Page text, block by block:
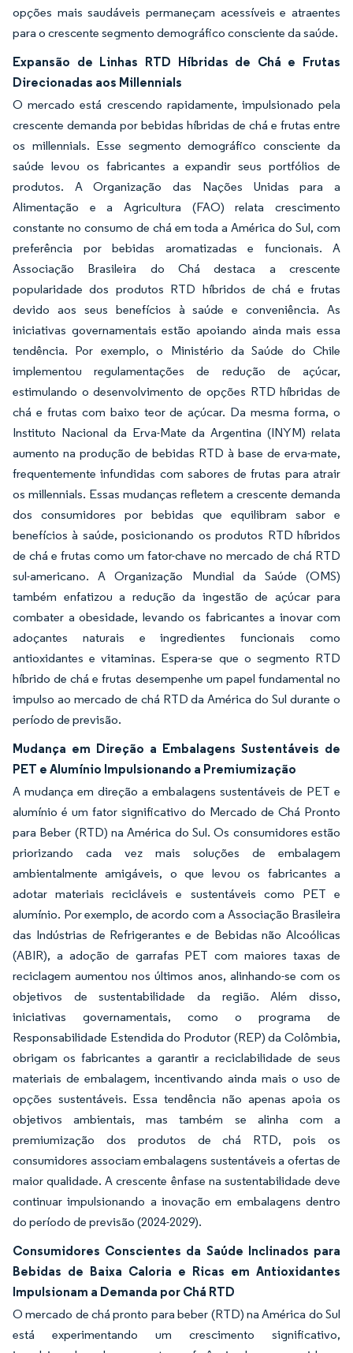
opções mais saudáveis permaneçam acessíveis e atraentes
para o crescente segmento demográfico consciente da saúde.
Expansão de Linhas RTD Híbridas de Chá e Frutas
Direcionadas aos Millennials
O mercado está crescendo rapidamente, impulsionado pela
crescente demanda por bebidas híbridas de chá e frutas entre
os millennials. Esse segmento demográfico consciente da
saúde levou os fabricantes a expandir seus portfólios de
produtos. A Organização das Nações Unidas para a
Alimentação e a Agricultura (FAO) relata crescimento
constante no consumo de chá em toda a América do Sul, com
preferência por bebidas aromatizadas e funcionais. A
Associação Brasileira do Chá destaca a crescente
popularidade dos produtos RTD híbridos de chá e frutas
devido aos seus benefícios à saúde e conveniência. As
iniciativas governamentais estão apoiando ainda mais essa
tendência. Por exemplo, o Ministério da Saúde do Chile
implementou regulamentações de redução de açúcar,
estimulando o desenvolvimento de opções RTD híbridas de
chá e frutas com baixo teor de açúcar. Da mesma forma, o
Instituto Nacional da Erva-Mate da Argentina (INYM) relata
aumento na produção de bebidas RTD à base de erva-mate,
frequentemente infundidas com sabores de frutas para atrair
os millennials. Essas mudanças refletem a crescente demanda
dos consumidores por bebidas que equilibram sabor e
benefícios à saúde, posicionando os produtos RTD híbridos
de chá e frutas como um fator-chave no mercado de chá RTD
sul-americano. A Organização Mundial da Saúde (OMS)
também enfatizou a redução da ingestão de açúcar para
combater a obesidade, levando os fabricantes a inovar com
adoçantes naturais e ingredientes funcionais como
antioxidantes e vitaminas. Espera-se que o segmento RTD
híbrido de chá e frutas desempenhe um papel fundamental no
impulso ao mercado de chá RTD da América do Sul durante o
período de previsão.
Mudança em Direção a Embalagens Sustentáveis de
PET e Alumínio Impulsionando a Premiumização
A mudança em direção a embalagens sustentáveis de PET e
alumínio é um fator significativo do Mercado de Chá Pronto
para Beber (RTD) na América do Sul. Os consumidores estão
priorizando cada vez mais soluções de embalagem
ambientalmente amigáveis, o que levou os fabricantes a
adotar materiais recicláveis e sustentáveis como PET e
alumínio. Por exemplo, de acordo com a Associação Brasileira
das Indústrias de Refrigerantes e de Bebidas não Alcoólicas
(ABIR), a adoção de garrafas PET com maiores taxas de
reciclagem aumentou nos últimos anos, alinhando-se com os
objetivos de sustentabilidade da região. Além disso,
iniciativas governamentais, como o programa de
Responsabilidade Estendida do Produtor (REP) da Colômbia,
obrigam os fabricantes a garantir a reciclabilidade de seus
materiais de embalagem, incentivando ainda mais o uso de
opções sustentáveis. Essa tendência não apenas apoia os
objetivos ambientais, mas também se alinha com a
premiumização dos produtos de chá RTD, pois os
consumidores associam embalagens sustentáveis a ofertas de
maior qualidade. A crescente ênfase na sustentabilidade deve
continuar impulsionando a inovação em embalagens dentro
do período de previsão (2024-2029).
Consumidores Conscientes da Saúde Inclinados para
Bebidas de Baixa Caloria e Ricas em Antioxidantes
Impulsionam a Demanda por Chá RTD
O mercado de chá pronto para beber (RTD) na América do Sul
está experimentando um crescimento significativo,